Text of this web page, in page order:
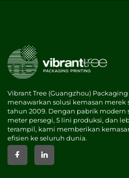
Vibrant Tree (Guangzhou)
menawarkan solusi kemasan merek
tahun 2009. Dengan pabrik modern
meter persegi, 5 lini produksi, dan
terampil, kami memberikan
efisien ke seluruh dunia.